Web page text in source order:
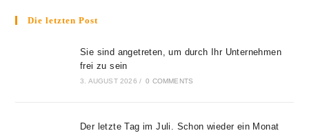
Die letzten Post
Sie sind angetreten, um durch Ihr Unternehmen
frei zu sein
3. AUGUST 2026 / 0 COMMENTS
Der letzte Tag im Juli. Schon wieder ein Monat